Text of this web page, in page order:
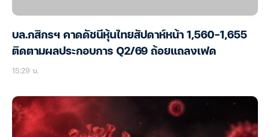
บล.กสิกรฯ คาดดัชนีหุ้นไทยสัปดาห์หน้า 1,560-1,655
ติดตามผลประกอบการ Q2/69 ถ้อยแถลงเฟด
15:29 น.